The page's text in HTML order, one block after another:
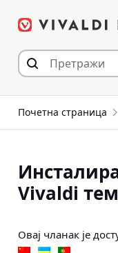
Почетна страница
Vivaldi
Овај чланак је